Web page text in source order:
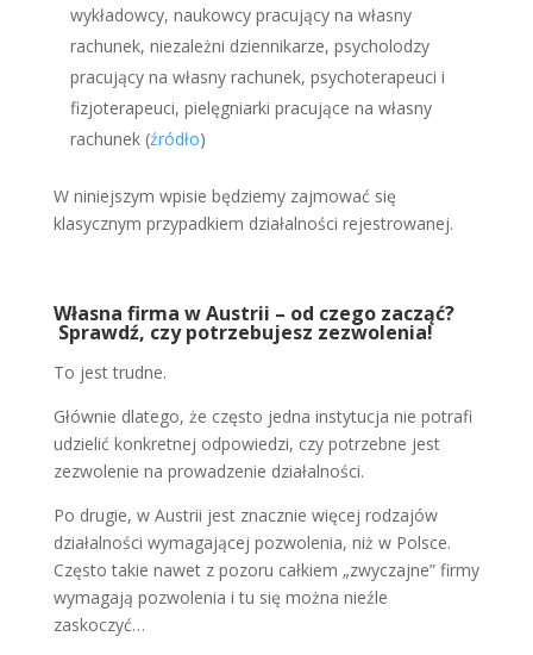
wykładowcy, naukowcy pracujący na własny
rachunek, niezależni dziennikarze, psycholodzy
pracujący na własny rachunek, psychoterapeuci i
fizjoterapeuci, pielęgniarki pracujące na własny
rachunek (źródło)
W niniejszym wpisie będziemy zajmować się
klasycznym przypadkiem działalności rejestrowanej.
Własna firma w Austrii – od czego zacząć?
Sprawdź, czy potrzebujesz zezwolenia!
To jest trudne.
Głównie dlatego, że często jedna instytucja nie potrafi
udzielić konkretnej odpowiedzi, czy potrzebne jest
zezwolenie na prowadzenie działalności.
Po drugie, w Austrii jest znacznie więcej rodzajów
działalności wymagającej pozwolenia, niż w Polsce.
Często takie nawet z pozoru całkiem „zwyczajne” firmy
wymagają pozwolenia i tu się można nieźle
zaskoczyć…